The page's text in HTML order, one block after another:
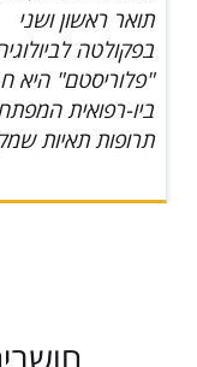
בפקולטה כיום
במסלול הישיר
לדוקטורט
פוקס בפקולטה
לביולוגיה מה